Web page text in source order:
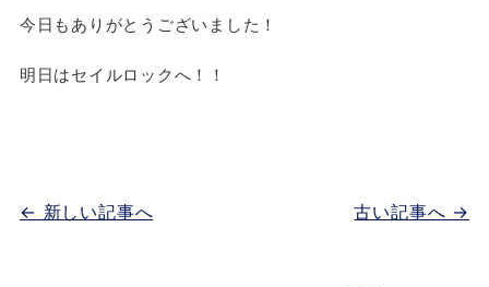
今日もありがとうございました！
明日はセイルロックへ！！
古い記事へ →
← 新しい記事へ